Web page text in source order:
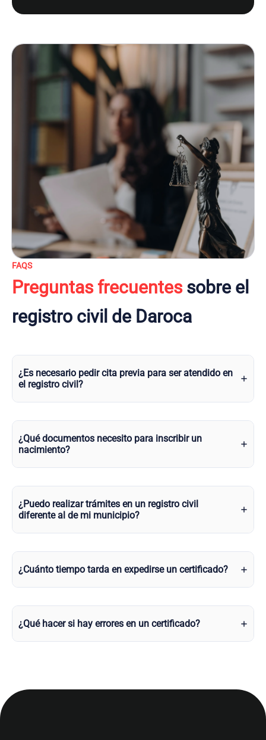
FAQS
Preguntas frecuentessobre el
registro civil de Daroca
¿Es necesario pedir cita previa para ser atendido en
el registro civil?
¿Qué documentos necesito para inscribir un
nacimiento?
¿Puedo realizar trámites en un registro civil
diferente al de mi municipio?
¿Cuánto tiempo tarda en expedirse un certificado?
¿Qué hacer si hay errores en un certificado?